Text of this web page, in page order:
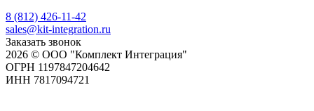
8 (812) 426-11-42
sales@kit-integration.ru
Заказать звонок
2026 © ООО "Комплект Интеграция"
ОГРН 1197847204642
ИНН 7817094721